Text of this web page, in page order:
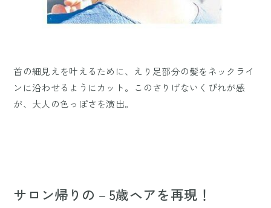
首の細見えを叶えるために、えり足部分の髪をネックライ
ンに沿わせるようにカット。このさりげないくびれが感
が、大人の色っぽさを演出。
サロン帰りの－5歳ヘアを再現！